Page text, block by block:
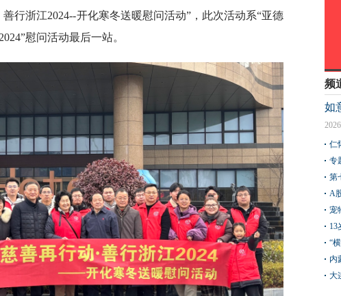
行浙江2024--开化寒冬送暖慰问活动”，此次活动系“亚德
慰问活动最后一站。
频
如
仁
专
第
A
宠
13
“
内
大